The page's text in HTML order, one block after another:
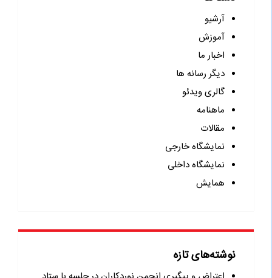
آرشیو
آموزش
اخبار ما
دیگر رسانه ها
گالری ویدئو
ماهنامه
مقالات
نمایشگاه خارجی
نمایشگاه داخلی
همایش
نوشته‌های تازه